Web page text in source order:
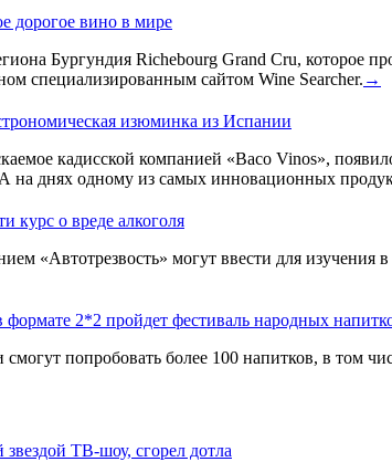
дорогое вино в мире
Бургундия Richebourg Grand Cru, которое
специализированным сайтом Wine Searcher. →
изюминка из Испании
кадисской компанией «Baco Vinos»,
на днях одному из самых инновационных
курс о вреде алкоголя
«Автотрезвость» могут ввести для
формате 2*2 пройдет фестиваль народных
смогут попробовать более 100 напитков, в том
ТВ-шоу, сгорел дотла